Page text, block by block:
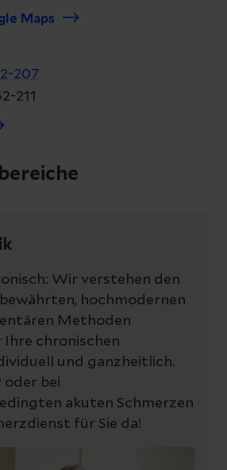
Maps
207
211
Wir verstehen den
hochmodernen
Methoden
Ihre chronischen
und ganzheitlich.
oder bei
akuten Schmerzen
für Sie da!